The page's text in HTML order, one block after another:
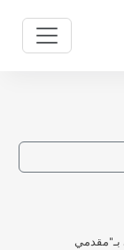
بـ"مقدمي